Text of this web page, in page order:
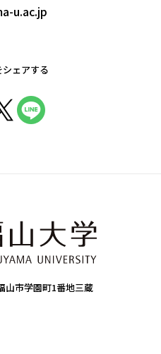
u.ac.jp
シェアする
市学園町1番地三蔵